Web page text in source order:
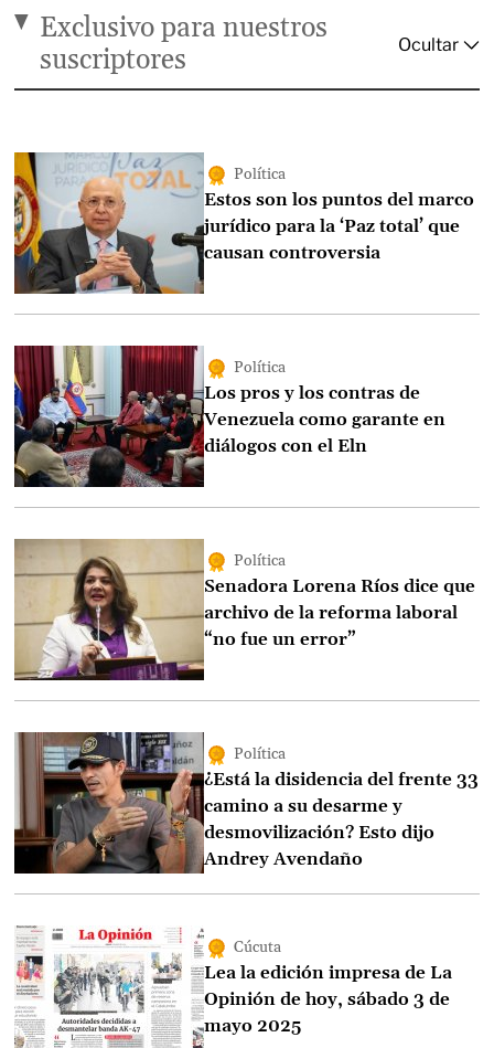
Exclusivo para nuestros
suscriptores
Política
Estos son los puntos del marco
jurídico para la ‘Paz total’ que
causan controversia
Política
Los pros y los contras de
Venezuela como garante en
diálogos con el Eln
Política
Senadora Lorena Ríos dice que
archivo de la reforma laboral
“no fue un error”
Política
¿Está la disidencia del frente 33
camino a su desarme y
desmovilización? Esto dijo
Andrey Avendaño
Cúcuta
Lea la edición impresa de La
Opinión de hoy, sábado 3 de
mayo 2025